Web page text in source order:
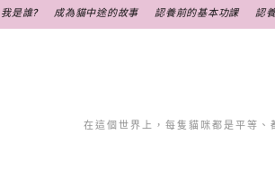
我是誰? 成為貓中途的故事 認養前的基本功課 認
在這個世界上，每隻貓咪都是平等、